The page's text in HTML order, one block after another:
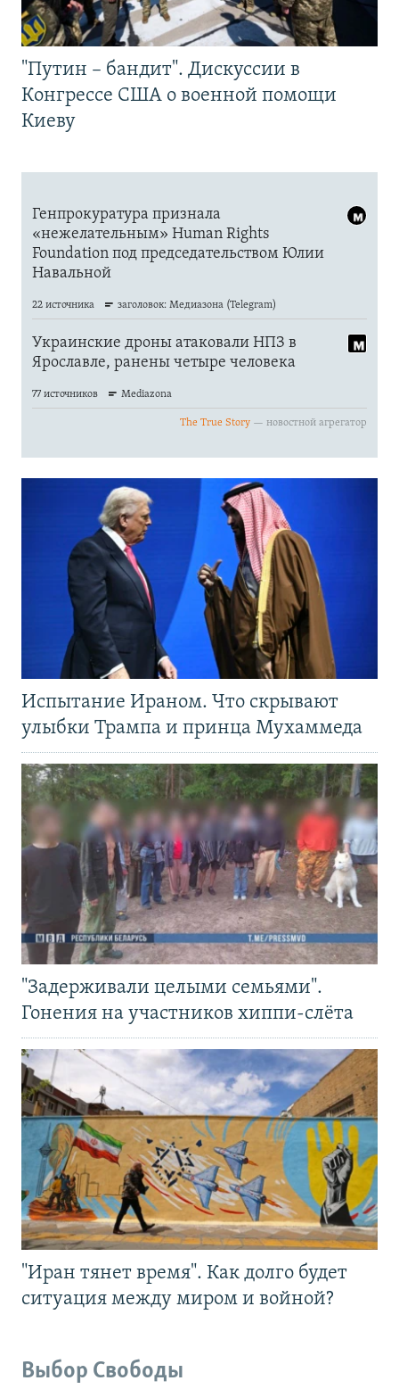
"Путин – бандит". Дискуссии в
Конгрессе США о военной помощи
Киеву
Испытание Ираном. Что скрывают
улыбки Трампа и принца Мухаммеда
"Задерживали целыми семьями".
Гонения на участников хиппи-слёта
"Иран тянет время". Как долго будет
ситуация между миром и войной?
Выбор Свободы